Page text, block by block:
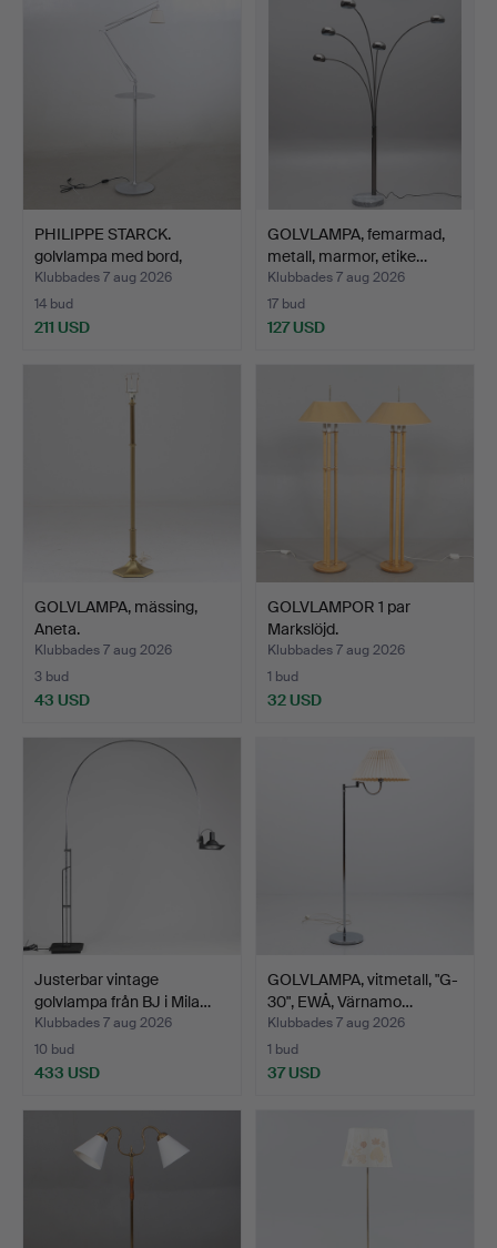
PHILIPPE STARCK.
golvlampa med bord,
metal…
Klubbades 7 aug 2026
14 bud
211 USD
GOLVLAMPA, femarmad,
metall, marmor, etike…
Klubbades 7 aug 2026
17 bud
127 USD
GOLVLAMPA, mässing,
Aneta.
Klubbades 7 aug 2026
3 bud
43 USD
GOLVLAMPOR 1 par
Markslöjd.
Klubbades 7 aug 2026
1 bud
32 USD
Justerbar vintage
golvlampa från BJ i Mila…
Klubbades 7 aug 2026
10 bud
433 USD
GOLVLAMPA, vitmetall, "G-
30", EWÅ, Värnamo…
Klubbades 7 aug 2026
1 bud
37 USD